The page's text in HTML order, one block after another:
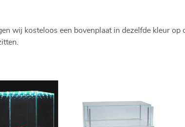
wij kosteloos een bovenplaat in dezelfde kleur op